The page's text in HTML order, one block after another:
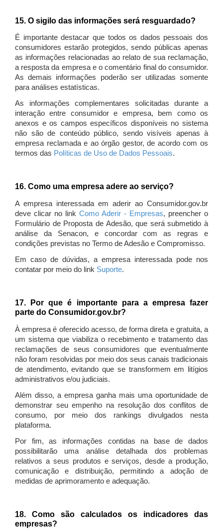
15. O sigilo das informações será resguardado?
É importante destacar que todos os dados pessoais dos
consumidores estarão protegidos, sendo públicas apenas
as informações relacionadas ao relato de sua reclamação,
a resposta da empresa e o comentário final do consumidor.
As demais informações poderão ser utilizadas somente
para análises estatísticas.
As informações complementares solicitadas durante a
interação entre consumidor e empresa, bem como os
anexos e os campos específicos disponíveis no sistema
não são de conteúdo público, sendo visíveis apenas à
empresa reclamada e ao órgão gestor, de acordo com os
termos das Políticas de Uso de Dados Pessoais.
16. Como uma empresa adere ao serviço?
A empresa interessada em aderir ao Consumidor.gov.br
deve clicar no link Como Aderir - Empresas, preencher o
Formulário de Proposta de Adesão, que será submetido à
análise da Senacon, e concordar com as regras e
condições previstas no Termo de Adesão e Compromisso.
Em caso de dúvidas, a empresa interessada pode nos
contatar por meio do link Suporte.
17. Por que é importante para a empresa fazer
parte do Consumidor.gov.br?
À empresa é oferecido acesso, de forma direta e gratuita, a
um sistema que viabiliza o recebimento e tratamento das
reclamações de seus consumidores que eventualmente
não foram resolvidas por meio dos seus canais tradicionais
de atendimento, evitando que se transformem em litígios
administrativos e/ou judiciais.
Além disso, a empresa ganha mais uma oportunidade de
demonstrar seu empenho na resolução dos conflitos de
consumo, por meio dos rankings divulgados nesta
plataforma.
Por fim, as informações contidas na base de dados
possibilitarão uma análise detalhada dos problemas
relativos a seus produtos e serviços, desde a produção,
comunicação e distribuição, permitindo a adoção de
medidas de aprimoramento e adequação.
18. Como são calculados os indicadores das
empresas?